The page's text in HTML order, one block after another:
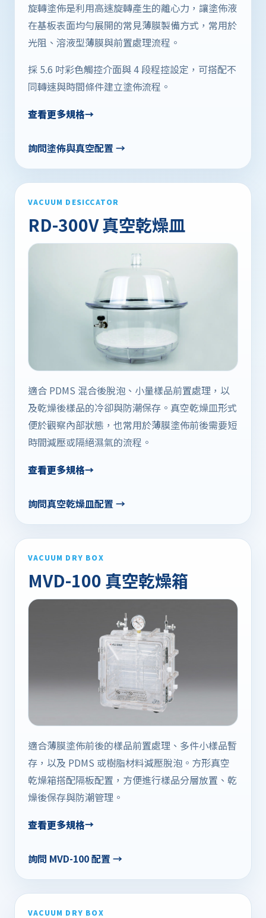
旋轉塗佈是利用高速旋轉產生的離心力，讓塗佈液
在基板表面均勻展開的常見薄膜製備方式，常用於
光阻、溶液型薄膜與前置處理流程。
採 5.6 吋彩色觸控介面與 4 段程控設定，可搭配不
同轉速與時間條件建立塗佈流程。
查看更多規格
詢問塗佈與真空配置 →
VACUUM DESICCATOR
RD-300V 真空乾燥皿
適合 PDMS 混合後脫泡、小量樣品前置處理，以
及乾燥後樣品的冷卻與防潮保存。真空乾燥皿形式
便於觀察內部狀態，也常用於薄膜塗佈前後需要短
時間減壓或隔絕濕氣的流程。
查看更多規格
詢問真空乾燥皿配置 →
VACUUM DRY BOX
MVD-100 真空乾燥箱
適合薄膜塗佈前後的樣品前置處理、多件小樣品暫
存，以及 PDMS 或樹脂材料減壓脫泡。方形真空
乾燥箱搭配隔板配置，方便進行樣品分層放置、乾
燥後保存與防潮管理。
查看更多規格
詢問 MVD-100 配置 →
VACUUM DRY BOX